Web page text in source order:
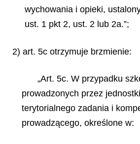
wychowania i opieki,
ust. 1 pkt 2, ust. 2 lub 2a.”;
2) art. 5c otrzymuje brzmienie:
„Art. 5c. W przypadku
prowadzonych przez
terytorialnego zadania i
prowadzącego, określone w: